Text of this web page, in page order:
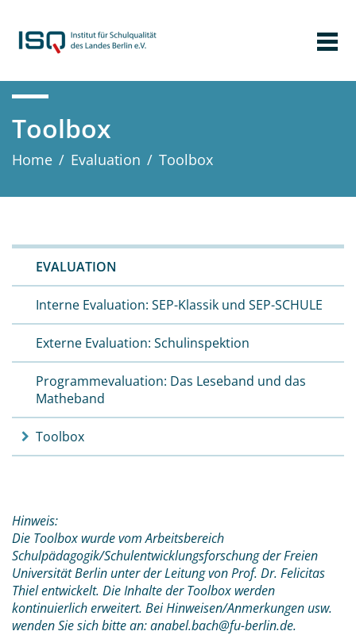
Toolbox
Home / Evaluation / Toolbox
EVALUATION
Interne Evaluation: SEP-Klassik und SEP-SCHULE
Externe Evaluation: Schulinspektion
Programmevaluation: Das Leseband und das
Matheband
Toolbox
Hinweis:
Die Toolbox wurde vom Arbeitsbereich
Schulpädagogik/Schulentwicklungsforschung der Freien
Universität Berlin unter der Leitung von Prof. Dr. Felicitas
Thiel entwickelt. Die Inhalte der Toolbox werden
kontinuierlich erweitert. Bei Hinweisen/Anmerkungen usw.
wenden Sie sich bitte an: anabel.bach@fu-berlin.de.